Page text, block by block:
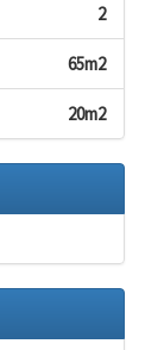
2
65m2
20m2